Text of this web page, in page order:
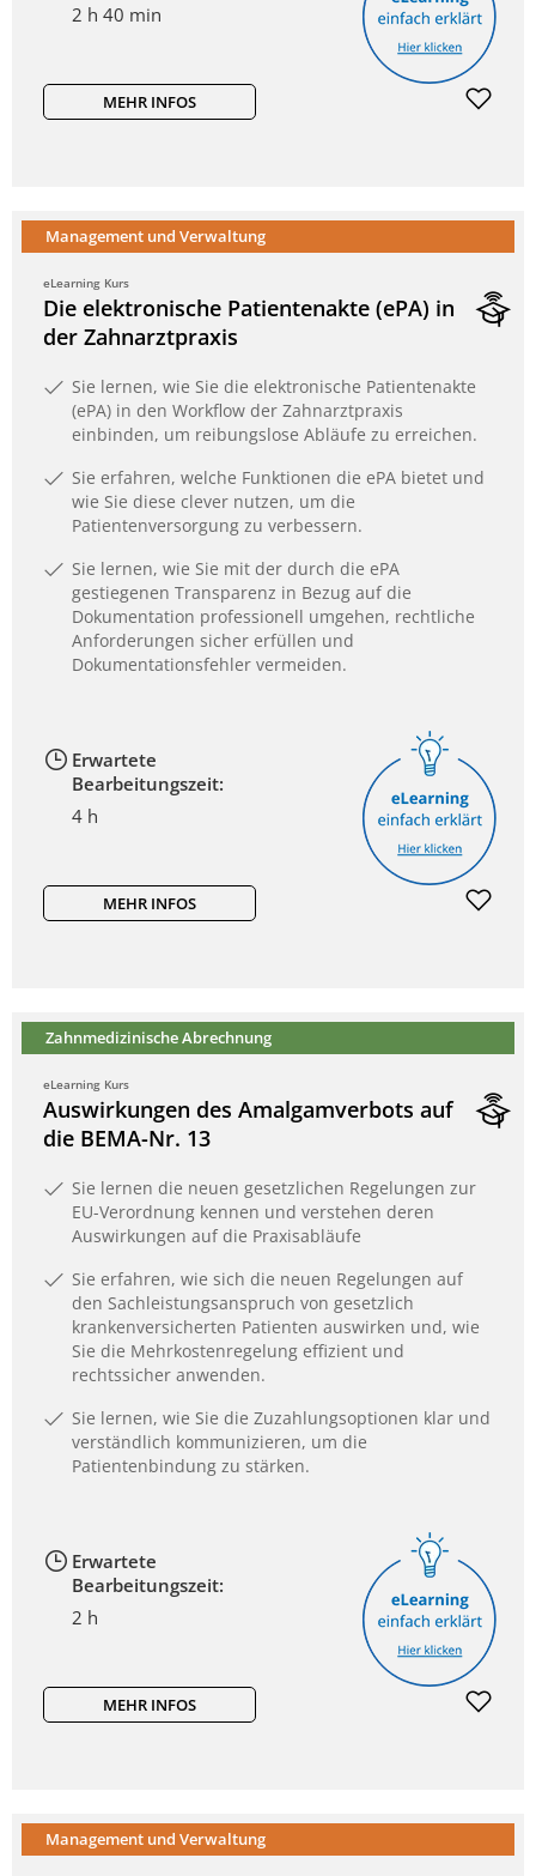
2 h 40 min
MEHR INFOS
Management und Verwaltung
eLearning Kurs
Die elektronische Patientenakte (ePA) in
der Zahnarztpraxis
Sie lernen, wie Sie die elektronische Patientenakte
(ePA) in den Workflow der Zahnarztpraxis
einbinden, um reibungslose Abläufe zu erreichen.
Sie erfahren, welche Funktionen die ePA bietet und
wie Sie diese clever nutzen, um die
Patientenversorgung zu verbessern.
Sie lernen, wie Sie mit der durch die ePA
gestiegenen Transparenz in Bezug auf die
Dokumentation professionell umgehen, rechtliche
Anforderungen sicher erfüllen und
Dokumentationsfehler vermeiden.
Erwartete
Bearbeitungszeit:
4 h
MEHR INFOS
Zahnmedizinische Abrechnung
eLearning Kurs
Auswirkungen des Amalgamverbots auf
die BEMA-Nr. 13
Sie lernen die neuen gesetzlichen Regelungen zur
EU-Verordnung kennen und verstehen deren
Auswirkungen auf die Praxisabläufe
Sie erfahren, wie sich die neuen Regelungen auf
den Sachleistungsanspruch von gesetzlich
krankenversicherten Patienten auswirken und, wie
Sie die Mehrkostenregelung effizient und
rechtssicher anwenden.
Sie lernen, wie Sie die Zuzahlungsoptionen klar und
verständlich kommunizieren, um die
Patientenbindung zu stärken.
Erwartete
Bearbeitungszeit:
2 h
MEHR INFOS
Management und Verwaltung